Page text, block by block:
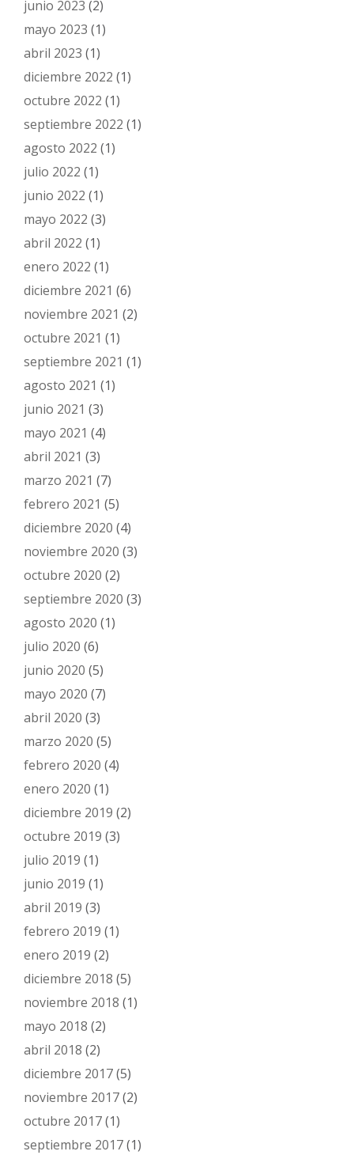
junio 2023 (2)
mayo 2023 (1)
abril 2023 (1)
diciembre 2022 (1)
octubre 2022 (1)
septiembre 2022 (1)
agosto 2022 (1)
julio 2022 (1)
junio 2022 (1)
mayo 2022 (3)
abril 2022 (1)
enero 2022 (1)
diciembre 2021 (6)
noviembre 2021 (2)
octubre 2021 (1)
septiembre 2021 (1)
agosto 2021 (1)
junio 2021 (3)
mayo 2021 (4)
abril 2021 (3)
marzo 2021 (7)
febrero 2021 (5)
diciembre 2020 (4)
noviembre 2020 (3)
octubre 2020 (2)
septiembre 2020 (3)
agosto 2020 (1)
julio 2020 (6)
junio 2020 (5)
mayo 2020 (7)
abril 2020 (3)
marzo 2020 (5)
febrero 2020 (4)
enero 2020 (1)
diciembre 2019 (2)
octubre 2019 (3)
julio 2019 (1)
junio 2019 (1)
abril 2019 (3)
febrero 2019 (1)
enero 2019 (2)
diciembre 2018 (5)
noviembre 2018 (1)
mayo 2018 (2)
abril 2018 (2)
diciembre 2017(5)
noviembre 2017(2)
octubre 2017(1)
septiembre 2017(1)